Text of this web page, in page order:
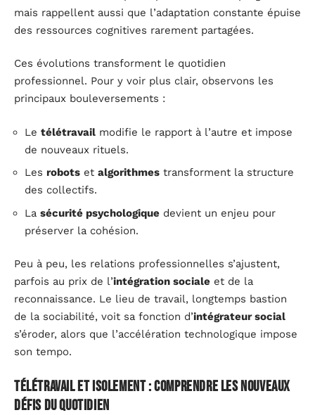
mais rappellent aussi que l’adaptation constante épuise
des ressources cognitives rarement partagées.
Ces évolutions transforment le quotidien
professionnel. Pour y voir plus clair, observons les
principaux bouleversements :
Le télétravail modifie le rapport à l’autre et impose
de nouveaux rituels.
Les robots et algorithmes transforment la structure
des collectifs.
La sécurité psychologique devient un enjeu pour
préserver la cohésion.
Peu à peu, les relations professionnelles s’ajustent,
parfois au prix de l’intégration sociale et de la
reconnaissance. Le lieu de travail, longtemps bastion
de la sociabilité, voit sa fonction d’intégrateur social
s’éroder, alors que l’accélération technologique impose
son tempo.
Télétravail et isolement : comprendre les nouveaux
défis du quotidien